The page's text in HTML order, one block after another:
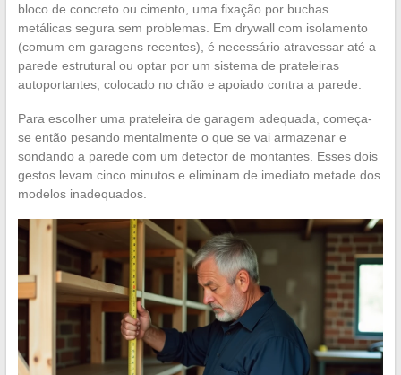
bloco de concreto ou cimento, uma fixação por buchas
metálicas segura sem problemas. Em drywall com isolamento
(comum em garagens recentes), é necessário atravessar até a
parede estrutural ou optar por um sistema de prateleiras
autoportantes, colocado no chão e apoiado contra a parede.
Para escolher uma prateleira de garagem adequada, começa-
se então pesando mentalmente o que se vai armazenar e
sondando a parede com um detector de montantes. Esses dois
gestos levam cinco minutos e eliminam de imediato metade dos
modelos inadequados.